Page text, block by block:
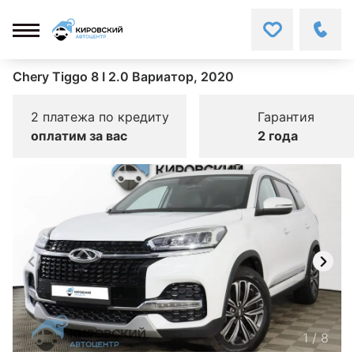
Chery Tiggo 8 I 2.0 Вариатор, 2020
2 платежа по кредиту
оплатим за вас
Гарантия
2 года
1/8